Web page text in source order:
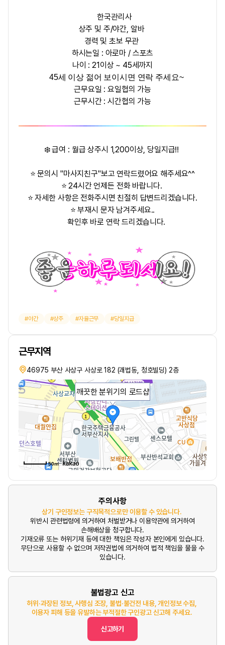
한국관리사
상주 및 주/야간, 알바
경력 및 초보 무관
하시는일 : 아로마 / 스포츠
나이 : 21이상 ~ 45세까지
45세 이상 젊어 보이시면 연락 주세요~
근무요일 : 요일협의 가능
근무시간 : 시간협의 가능
❄️ 급여 : 월급상주시 1,200이상, 당일지급‼
⭐ 문의시 "마사지친구"보고 연락드렸어요 해주세요^^
⭐ 24시간 언제든 전화 바랍니다.
⭐ 자세한 사항은 전화주시면 친절히 답변드리겠습니다.
⭐ 부재시 문자 남겨주세요..
확인후 바로 연락 드리겠습니다.
야간 상주 자율근무 당일지급
근무지역
46975 부산 사상구 사상로 182 (괘법동, 청호빌딩) 2층
깨끗한 분위기의 로드샵
50m
주의사항
상기 구인정보는 구직목적으로만 이용할 수 있습니다.
위반시 관련법령에 의거하여 처벌받거나 이용약관에 의거하여
손해배상을 청구합니다.
기재오류 또는 허위기재 등에 대한 책임은 작성자 본인에게 있습니다.
무단으로 사용할 수 없으며 저작권법에 의거하여 법적 책임을 물을 수
있습니다.
불법광고 신고
허위·과장된 정보, 사행심 조장, 불법·불건전 내용, 개인정보 수집,
이용자 피해 등을 유발하는 부적절한 구인광고 신고해 주세요.
신고하기